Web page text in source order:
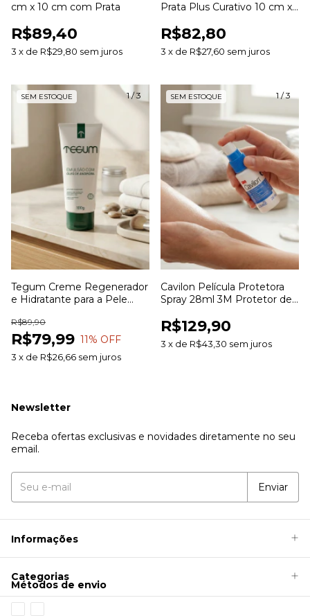
cm x 10 cm com Prata
R$89,40
3 x de R$29,80 sem juros
Prata Plus Curativo 10 cm x
R$82,80
3 x de R$27,60 sem juros
1/3
SEM ESTOQUE
Tegum Creme Regenerador
e Hidratante para a Pele
R$79,99
R$89,90
11% OFF
3 x de R$26,66 sem juros
1/3
SEM ESTOQUE
Cavilon Película Protetora
Spray 28ml 3M Protetor de
R$129,90
3 x de R$43,30 sem juros
Newsletter
Receba ofertas exclusivas e novidades diretamente no seu
email.
Informações
Categorias
Métodos de envio